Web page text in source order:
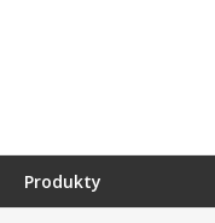
internetowy
Produkty